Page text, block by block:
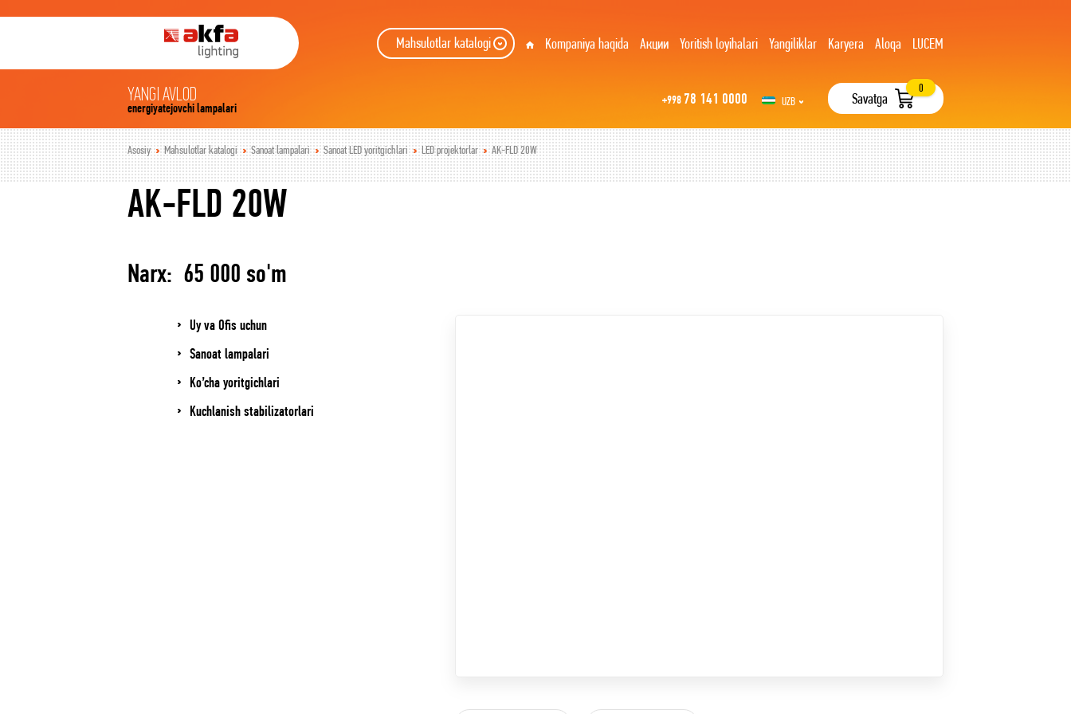
Mahsulotlar katalogi Kompaniya haqida Акции Yoritish loyihalari Yangiliklar Karyera Aloqa LUCEM
YANGI AVLOD
energiyatejovchi lampalari
+998 78 141 0000
UZB
Savatga
0
Asosiy Mahsulotlar katalogi Sanoat lampalari Sanoat LED yoritgichlari LED projektorlar AK-FLD 20W
AK-FLD 20W
Narx: 65 000 so'm
Uy va Ofis uchun
Sanoat lampalari
Ko’cha yoritgichlari
Kuchlanish stabilizatorlari